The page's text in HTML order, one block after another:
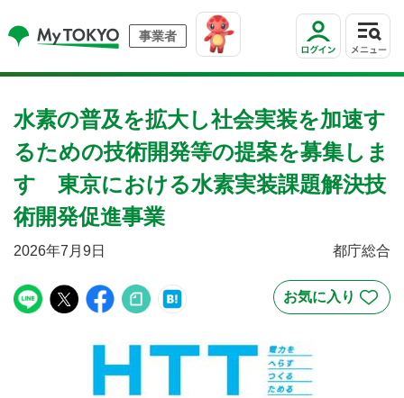
事業者
水素の普及を拡大し社会実装を加速す
るための技術開発等の提案を募集しま
す 東京における水素実装課題解決技
術開発促進事業
2026年7月9日 都庁総合